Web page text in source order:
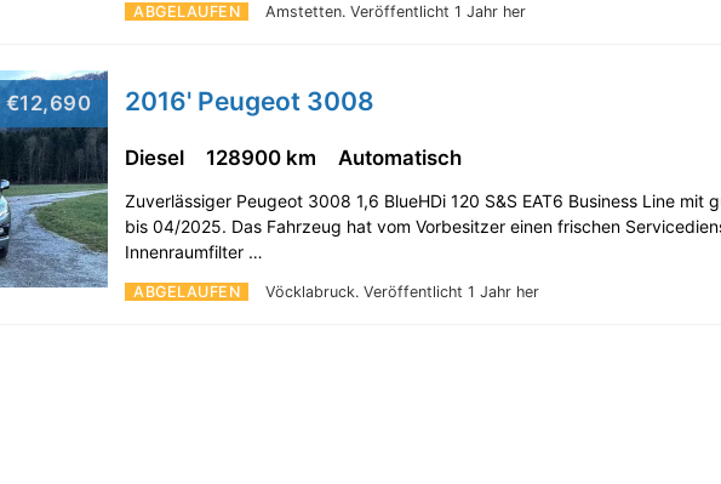
ABGELAUFEN Amstetten. Veröffentlicht 1 Jahr her
€12,690 2016' Peugeot 3008
ABGELAUFEN Vöcklabruck. Veröffentlicht 1 Jahr her
Diesel 128900 km Automatisch
Zuverlässiger Peugeot 3008 1,6 BlueHDi 120 S&S EAT6 Business Line mit
bis 04/2025. Das Fahrzeug hat vom Vorbesitzer einen frischen
Innenraumfilter …